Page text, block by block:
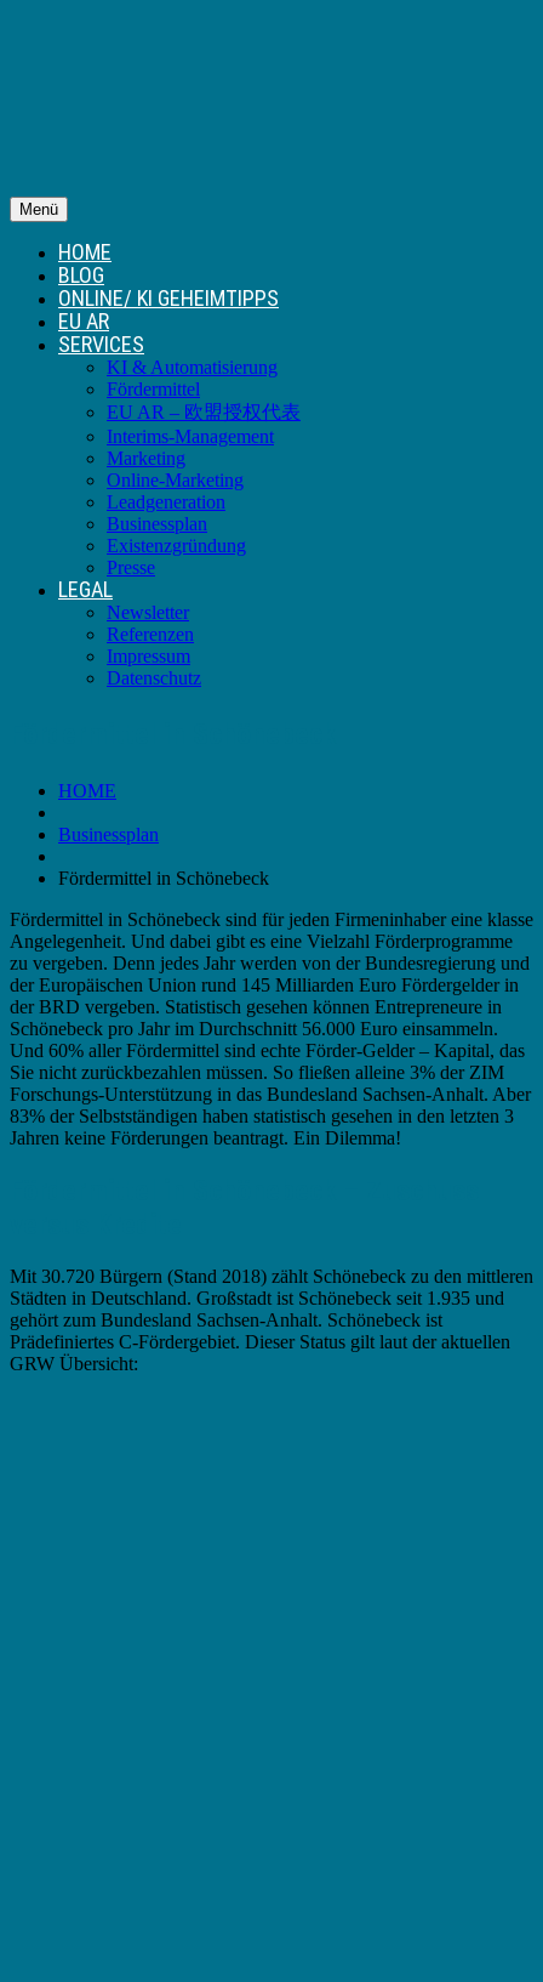
Menü
HOME
BLOG
ONLINE/ KI GEHEIMTIPPS
EU AR
SERVICES
KI & Automatisierung
Fördermittel
EU AR – 欧盟授权代表
Interims-Management
Marketing
Online-Marketing
Leadgeneration
Businessplan
Existenzgründung
Presse
LEGAL
Newsletter
Referenzen
Impressum
Datenschutz
HOME
Businessplan
Fördermittel in Schönebeck
Fördermittel in Schönebeck sind für jeden Firmeninhaber eine klasse
Angelegenheit. Und dabei gibt es eine Vielzahl Förderprogramme
zu vergeben. Denn jedes Jahr werden von der Bundesregierung und
der Europäischen Union rund 145 Milliarden Euro Fördergelder in
der BRD vergeben. Statistisch gesehen können Entrepreneure in
Schönebeck pro Jahr im Durchschnitt 56.000 Euro einsammeln.
Und 60% aller Fördermittel sind echte Förder-Gelder – Kapital, das
Sie nicht zurückbezahlen müssen. So fließen alleine 3% der ZIM
Forschungs-Unterstützung in das Bundesland Sachsen-Anhalt. Aber
83% der Selbstständigen haben statistisch gesehen in den letzten 3
Jahren keine Förderungen beantragt. Ein Dilemma!
Mit 30.720 Bürgern (Stand 2018) zählt Schönebeck zu den mittleren
Städten in Deutschland. Großstadt ist Schönebeck seit 1.935 und
gehört zum Bundesland Sachsen-Anhalt. Schönebeck ist
Prädefiniertes C-Fördergebiet. Dieser Status gilt laut der aktuellen
GRW Übersicht: